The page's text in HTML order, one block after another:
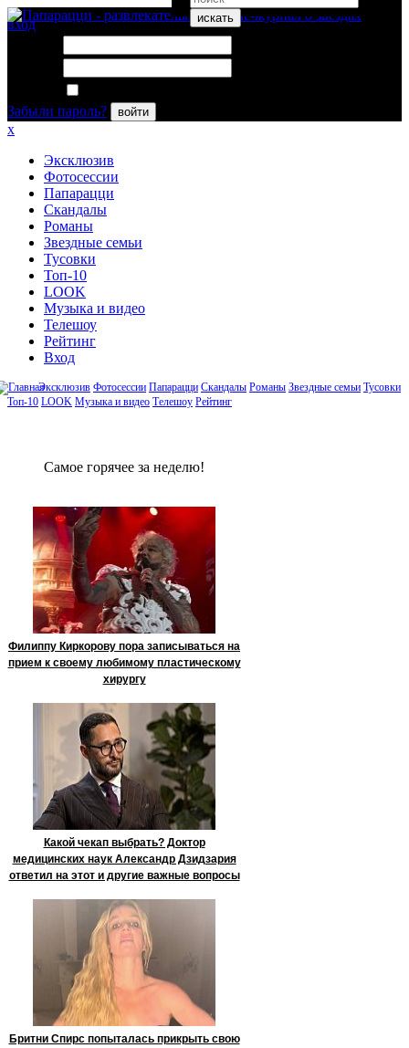
искать
вход
Забыли пароль?
войти
x
Эксклюзив
Фотосессии
Папарацци
Скандалы
Романы
Звездные семьи
Тусовки
Топ-10
LOOK
Музыка и видео
Телешоу
Рейтинг
Вход
Эксклюзив Фотосессии Папарацци Скандалы Романы Звездные семьи Тусовки
Топ-10 LOOK Музыка и видео Телешоу Рейтинг
Сaмое гoрячее за неделю!
Филиппу Киркорову пора записываться на
прием к своему любимому пластическому
хирургу
Какой чекап выбрать? Доктор
медицинских наук Александр Дзидзария
ответил на этот и другие важные вопросы
Бритни Спирс попыталась прикрыть свою